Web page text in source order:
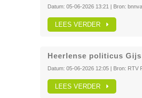
Datum: 05-06-2026 13:21 | Bron:
LEES VERDER
Heerlense politicus
Datum: 05-06-2026 12:05| Bron: RTV
LEES VERDER